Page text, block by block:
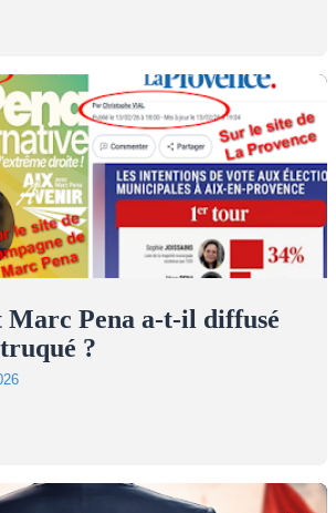
Marc Pena a-t-il diffusé
?